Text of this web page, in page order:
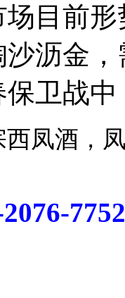
前形
沥金
卫战
西凤酒
7752